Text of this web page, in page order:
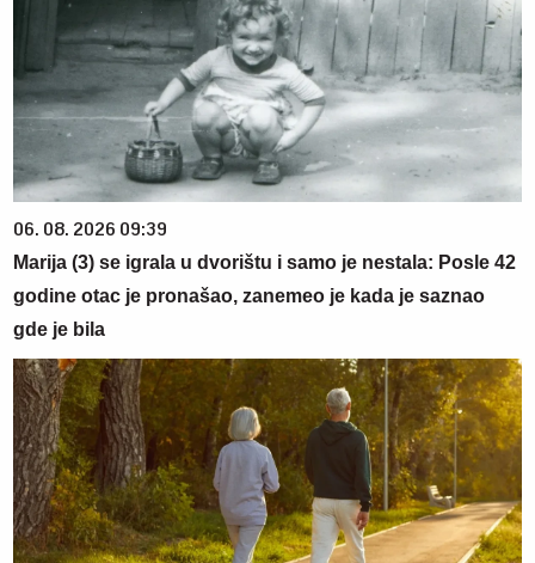
06. 08. 2026 09:39
Marija (3) se igrala u dvorištu i samo je nestala: Posle 42
godine otac je pronašao, zanemeo je kada je saznao
gde je bila